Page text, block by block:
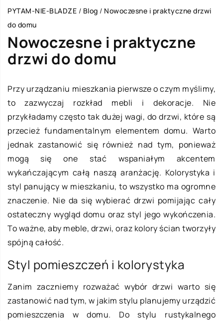
PYTAM-NIE-BLADZE / Blog / Nowoczesne i praktyczne drzwi
do domu
Nowoczesne i praktyczne
drzwi do domu
Przy urządzaniu mieszkania pierwsze o czym myślimy,
to zazwyczaj rozkład mebli i dekoracje. Nie
przykładamy często tak dużej wagi, do drzwi, które są
przecież fundamentalnym elementem domu. Warto
jednak zastanowić się również nad tym, ponieważ
mogą się one stać wspaniałym akcentem
wykańczającym całą naszą aranżację. Kolorystyka i
styl panujący w mieszkaniu, to wszystko ma ogromne
znaczenie. Nie da się wybierać drzwi pomijając cały
ostateczny wygląd domu oraz styl jego wykończenia.
To ważne, aby meble, drzwi, oraz kolory ścian tworzyły
spójną całość.
Styl pomieszczeń i kolorystyka
Zanim zaczniemy rozważać wybór drzwi warto się
zastanowić nad tym, w jakim stylu planujemy urządzić
pomieszczenia w domu. Do stylu rustykalnego